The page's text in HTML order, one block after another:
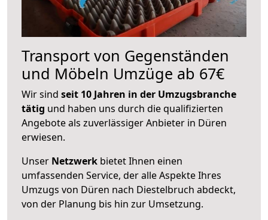
Transport von Gegenständen
und Möbeln Umzüge ab 67€
Wir sind seit 10 Jahren in der Umzugsbranche
tätig und haben uns durch die qualifizierten
Angebote als zuverlässiger Anbieter in Düren
erwiesen.
Unser Netzwerk bietet Ihnen einen
umfassenden Service, der alle Aspekte Ihres
Umzugs von Düren nach Diestelbruch abdeckt,
von der Planung bis hin zur Umsetzung.